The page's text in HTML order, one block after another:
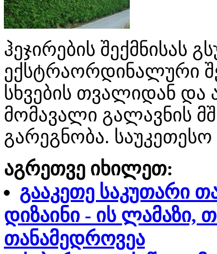
ჰეჯირების შექმნისას
ექსტრაორდინალური
სხვების თვალიდან
მომავალი გალავნის
გარეგნობა. საუკეთესო
აგრეთვე იხილეთ:
გააკეთე საკუთარი
დიზაინი - ის ლამაზი,
თანამედროვეა